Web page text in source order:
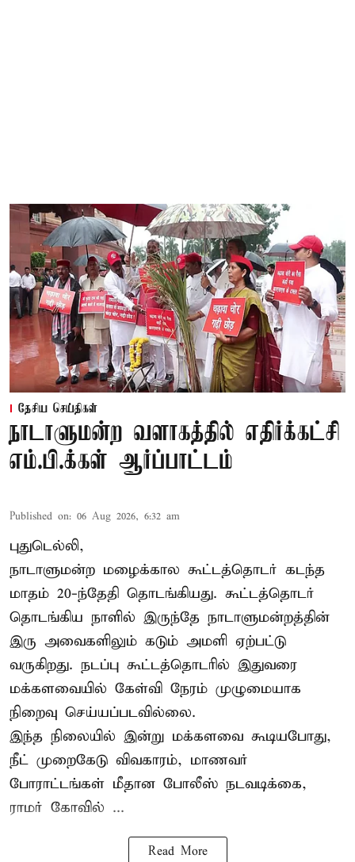
தேசிய செய்திகள்
நாடாளுமன்ற வளாகத்தில் எதிர்க்கட்சி
எம்.பி.க்கள் ஆர்ப்பாட்டம்
Published on: 06 Aug 2026, 6:32 am
புதுடெல்லி,
நாடாளுமன்ற மழைக்கால கூட்டத்தொடர் கடந்த
மாதம் 20-ந்தேதி தொடங்கியது. கூட்டத்தொடர்
தொடங்கிய நாளில் இருந்தே நாடாளுமன்றத்தின்
இரு அவைகளிலும் கடும் அமளி ஏற்பட்டு
வருகிறது. நடப்பு கூட்டத்தொடரில் இதுவரை
மக்களவையில் கேள்வி நேரம் முழுமையாக
நிறைவு செய்யப்படவில்லை.
இந்த நிலையில் இன்று மக்களவை கூடியபோது,
நீட் முறைகேடு விவகாரம், மாணவர்
போராட்டங்கள் மீதான போலீஸ் நடவடிக்கை,
ராமர் கோவில் ...
Read More